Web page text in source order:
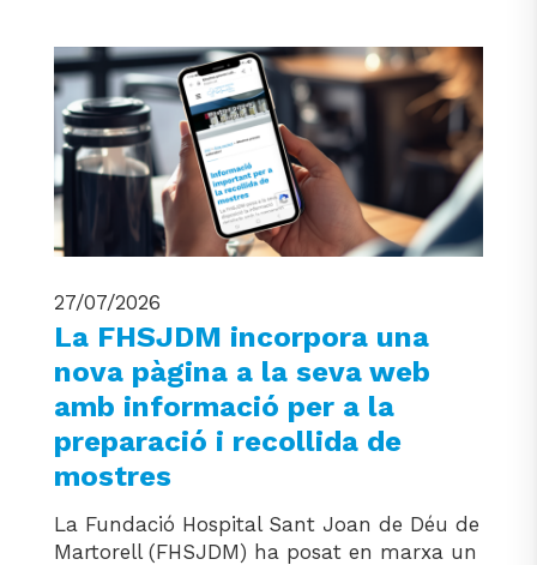
27/07/2026
La FHSJDM incorpora una
nova pàgina a la seva web
amb informació per a la
preparació i recollida de
mostres
La Fundació Hospital Sant Joan de Déu de
Martorell (FHSJDM) ha posat en marxa un